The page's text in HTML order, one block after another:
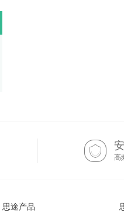
高
思途产品